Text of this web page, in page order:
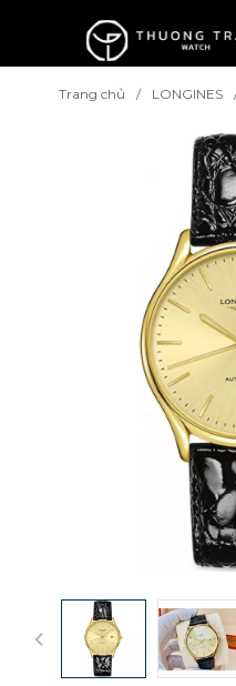
Trang chủ LONGINES